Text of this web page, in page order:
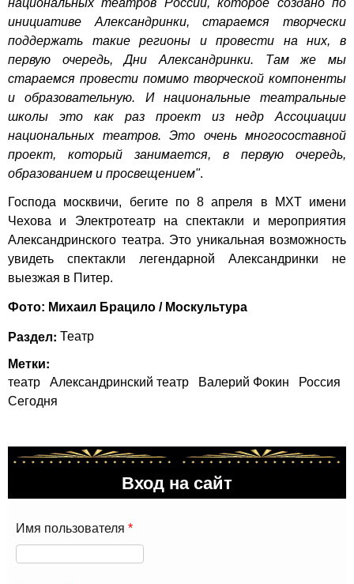
инициативе Александринки, стараемся творчески
поддержать такие регионы и провести на них, в
первую очередь, Дни Александринки. Там же мы
стараемся провести помимо творческой компоненты
и образовательную. И национальные театральные
школы это как раз проект из недр Ассоциации
национальных театров. Это очень многосоставной
проект, который занимается, в первую очередь,
образованием и просвещением".
Господа москвичи, бегите по 8 апреля в МХТ имени
Чехова и Электротеатр на спектакли и мероприятия
Александринского театра. Это уникальная возможность
увидеть спектакли легендарной Александринки не
выезжая в Питер.
Фото: Михаил Брацило / Москультура
Раздел: Театр
Метки:
театр Александринский театр Валерий Фокин
Россия
Сегодня
Вход на сайт
Имя пользователя *